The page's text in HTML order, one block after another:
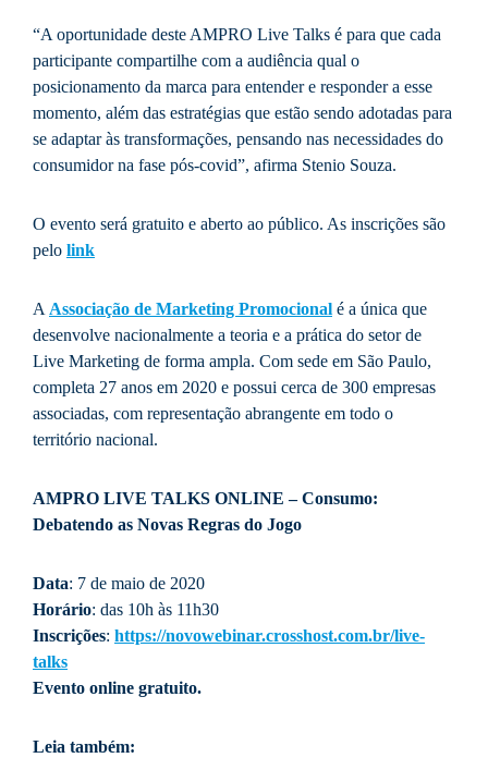
“A oportunidade deste AMPRO Live Talks é para que cada
participante compartilhe com a audiência qual o
posicionamento da marca para entender e responder a esse
momento, além das estratégias que estão sendo adotadas para
se adaptar às transformações, pensando nas necessidades do
consumidor na fase pós-covid”, afirma Stenio Souza.
O evento será gratuito e aberto ao público. As inscrições são
pelo link
A Associação de Marketing Promocional é a única que
desenvolve nacionalmente a teoria e a prática do setor de
Live Marketing de forma ampla. Com sede em São Paulo,
completa 27 anos em 2020 e possui cerca de 300 empresas
associadas, com representação abrangente em todo o
território nacional.
AMPRO LIVE TALKS ONLINE – Consumo:
Debatendo as Novas Regras do Jogo
Data: 7 de maio de 2020
Horário: das 10h às 11h30
Inscrições: https://novowebinar.crosshost.com.br/live-
talks
Evento online gratuito.
Leia também: